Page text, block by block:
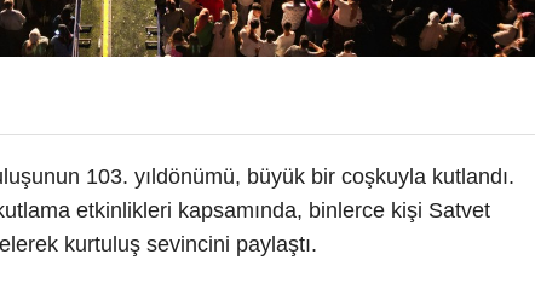
103. yıldönümü, büyük bir coşkuyla kutlandı.
etkinlikleri kapsamında, binlerce kişi Satvet
kurtuluş sevincini paylaştı.